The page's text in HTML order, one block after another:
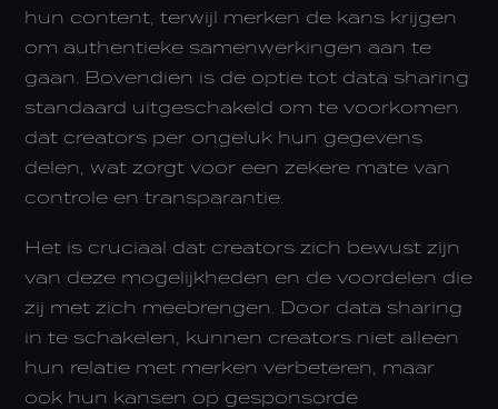
hun content, terwijl merken de kans krijgen
om authentieke samenwerkingen aan te
gaan. Bovendien is de optie tot data sharing
standaard uitgeschakeld om te voorkomen
dat creators per ongeluk hun gegevens
delen, wat zorgt voor een zekere mate van
controle en transparantie.
Het is cruciaal dat creators zich bewust zijn
van deze mogelijkheden en de voordelen die
zij met zich meebrengen. Door data sharing
in te schakelen, kunnen creators niet alleen
hun relatie met merken verbeteren, maar
ook hun kansen op gesponsorde